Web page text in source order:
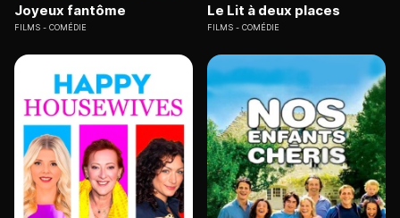
Joyeux fantôme
FILMS COMÉDIE
Le Lit à deux places
FILMS COMÉDIE